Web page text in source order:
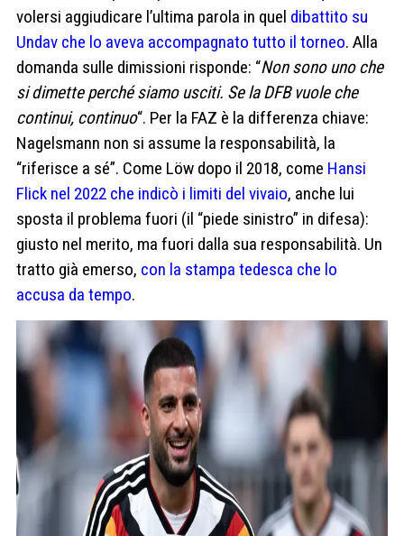
volersi aggiudicare l’ultima parola in quel dibattito su
Undav che lo aveva accompagnato tutto il torneo. Alla
domanda sulle dimissioni risponde: “Non sono uno che
si dimette perché siamo usciti. Se la DFB vuole che
continui, continuo“. Per la FAZ è la differenza chiave:
Nagelsmann non si assume la responsabilità, la
“riferisce a sé”. Come Löw dopo il 2018, come Hansi
Flick nel 2022 che indicò i limiti del vivaio, anche lui
sposta il problema fuori (il “piede sinistro” in difesa):
giusto nel merito, ma fuori dalla sua responsabilità. Un
tratto già emerso, con la stampa tedesca che lo
accusa da tempo.